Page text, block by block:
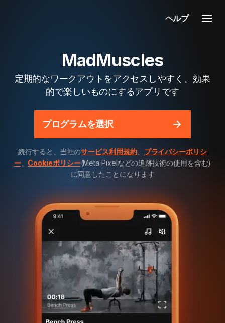
ヘルプ
MadMuscles
定期的なワークアウトをアクセスしやすく、効果
的で楽しいものにするアプリです
プログラムを選択
続行すると、当社のサービス利用規約、 プライバシーポリシ
ー、 Cookieポリシー(Meta Pixelなどの追跡技術の使用を含む)
に同意したことになります